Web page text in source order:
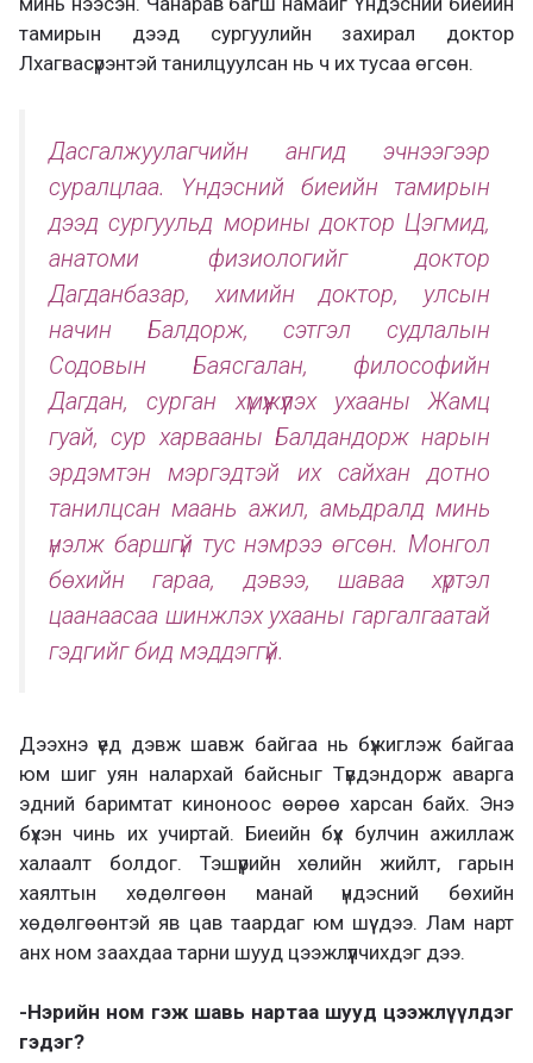
тамирын дээд сургуулийн захирал доктор
Лхагвасүрэнтэй танилцуулсан нь ч их тусаа өгсөн.
Дасгалжуулагчийн ангид эчнээгээр
суралцлаа. Үндэсний биеийн тамирын
дээд сургуульд морины доктор Цэгмид,
анатоми физиологийг доктор
Дагданбазар, химийн доктор, улсын
начин Балдорж, сэтгэл судлалын
Содовын Баясгалан, философийн
Дагдан, сурган хүмүүжүүлэх ухааны Жамц
гуай, сур харвааны Балдандорж нарын
эрдэмтэн мэргэдтэй их сайхан дотно
танилцсан маань ажил, амьдралд минь
үнэлж баршгүй тус нэмрээ өгсөн. Монгол
бөхийн гараа, дэвээ, шаваа хүртэл
цаанаасаа шинжлэх ухааны гаргалгаатай
гэдгийг бид мэддэггүй.
Дээхнэ үед дэвж шавж байгаа нь бүжиглэж байгаа
юм шиг уян налархай байсныг Түвдэндорж аварга
эдний баримтат киноноос өөрөө харсан байх. Энэ
бүхэн чинь их учиртай. Биеийн бүх булчин ажиллаж
халаалт болдог. Тэшүүрийн хөлийн жийлт, гарын
хаялтын хөдөлгөөн манай үндэсний бөхийн
хөдөлгөөнтэй яв цав таардаг юм шүү дээ. Лам нарт
анх ном заахдаа тарни шууд цээжлүүлчихдэг дээ.
-Нэрийн ном гэж шавь нартаа шууд цээжлүүлдэг
гэдэг?